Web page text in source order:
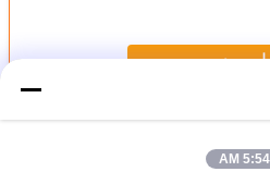
هید
5:54 AM